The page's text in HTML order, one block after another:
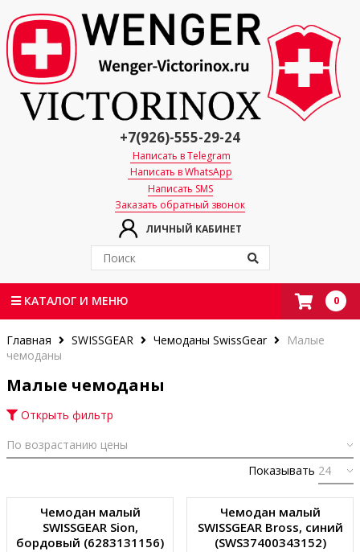
ЛИЧНЫЙ КАБИНЕТ
+7(926)-555-29-24
Написать в Telegram
Написать в WhatsApp
Написать SMS
Заказать обратный звонок
КАТАЛОГ И МЕНЮ 0
Главная SWISSGEAR Чемоданы SwissGear
Малые
чемоданы
Малые чемоданы
Открыть фильтр
Показывать
Чемодан малый
SWISSGEAR Sion,
бордовый (6283131156)
Чемодан малый
SWISSGEAR Bross, синий
(SWS37400343152)